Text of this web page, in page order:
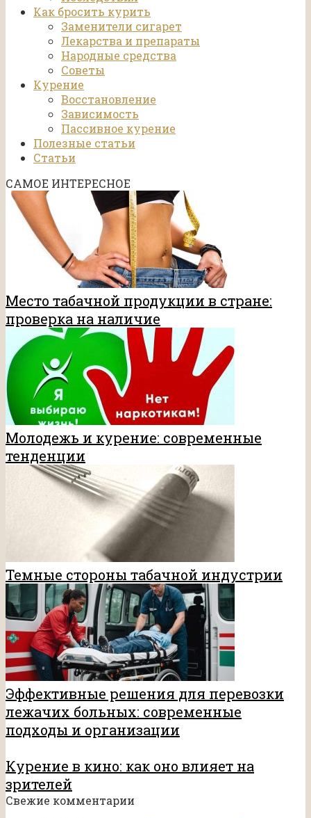
Как бросить курить
Заменители сигарет
Лекарства и препараты
Народные средства
Советы
Курение
Восстановление
Зависимость
Пассивное курение
Полезные статьи
Статьи
САМОЕ ИНТЕРЕСНОЕ
Место табачной продукции в стране:
проверка на наличие
Молодежь и курение: современные
тенденции
Темные стороны табачной индустрии
Эффективные решения для перевозки
лежачих больных: современные
подходы и организации
Курение в кино: как оно влияет на
зрителей
Свежие комментарии